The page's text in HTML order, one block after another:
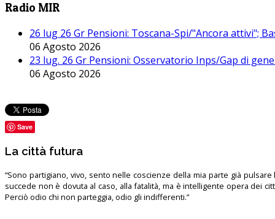
Radio MIR
26 lug 26 Gr Pensioni: Toscana-Spi/"Ancora attivi";
06 Agosto 2026
23 lug. 26 Gr Pensioni: Osservatorio Inps/Gap di
06 Agosto 2026
Save
La città futura
“Sono partigiano, vivo, sento nelle coscienze della mia parte già pulsare
succede non è dovuta al caso, alla fatalità, ma è intelligente opera dei
Perciò odio chi non parteggia, odio gli indifferenti.”